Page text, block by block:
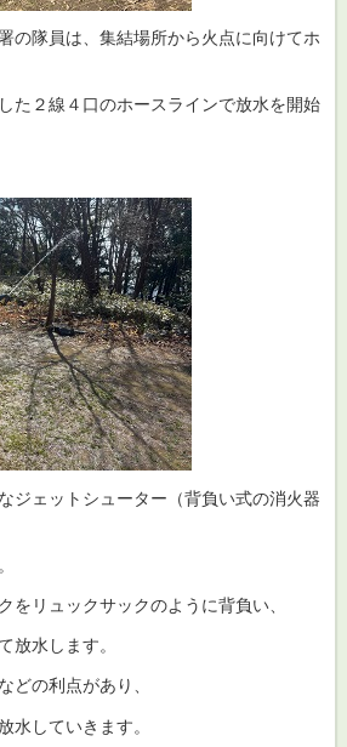
の隊員は、集結場所から火点に向けてホ
た２線４口のホースラインで放水を開始
ジェットシューター（背負い式の消火器
をリュックサックのように背負い、
放水します。
どの利点があり、
水していきます。